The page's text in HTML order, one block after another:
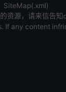
SiteMap(.xml)
资源，请来信告
any content